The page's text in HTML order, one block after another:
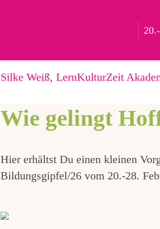
... mit
Silke Weiß, LernKulturZeit
Wie gelingt
Hier erhältst Du einen kleinen
Bildungsgipfel/26 vom 20.-28.